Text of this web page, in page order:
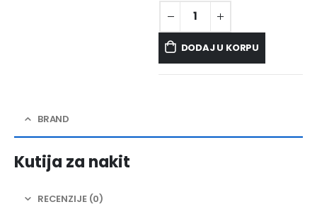
DODAJ U KORPU
BRAND
Kutija za nakit
RECENZIJE (0)